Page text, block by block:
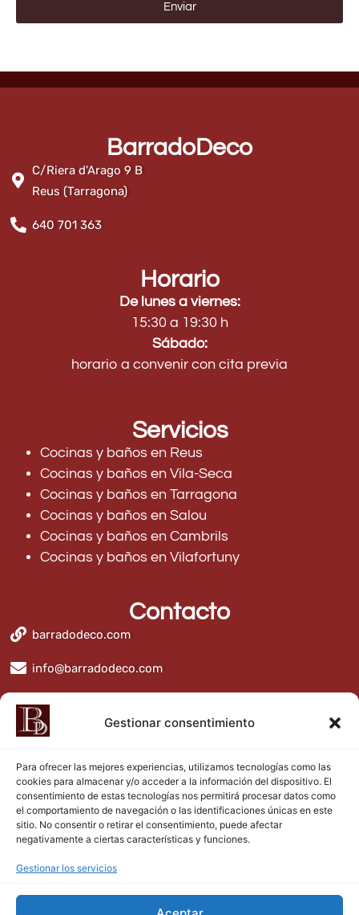
Gestionar consentimiento
Para ofrecer las mejores experiencias, utilizamos tecnologías como las
cookies para almacenar y/o acceder a la información del dispositivo. El
consentimiento de estas tecnologías nos permitirá procesar datos como
el comportamiento de navegación o las identificaciones únicas en este
sitio. No consentir o retirar el consentimiento, puede afectar
negativamente a ciertas características y funciones.
Gestionar los servicios
Enviar
BarradoDeco
C/Riera d'Arago 9 B
Reus (Tarragona)
640 701 363
Horario
De lunes a viernes:
15:30 a 19:30 h
Sábado:
horario a convenir con cita previa
Servicios
Cocinas y baños en Reus
Cocinas y baños en Vila-Seca
Cocinas y baños en Tarragona
Cocinas y baños en Salou
Cocinas y baños en Cambrils
Cocinas y baños en Vilafortuny
Contacto
barradodeco.com
info@barradodeco.com
BarradoDeco
Aviso legal